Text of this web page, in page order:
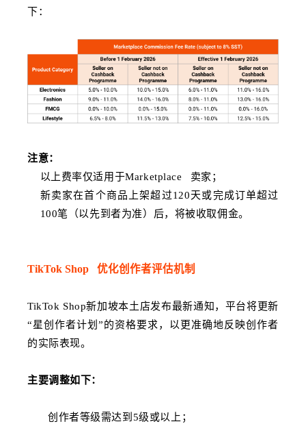
下：
注意：
以上费率仅适用于Marketplace
卖家；
新卖家在首个商品上架超过120天或完成订单超过
100笔（以先到者为准）后，将被收取佣金。
TikTok Shop 优化创作者评估机制
TikTok Shop新加坡本土店发布最新通知，平台将更新
“星创作者计划”的资格要求，以更准确地反映创作者
的实际表现。
主要调整如下：
创作者等级需达到5级或以上；